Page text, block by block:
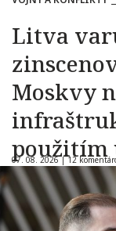
Litva
Moskvy
použitím
07. 08. 2026 |12